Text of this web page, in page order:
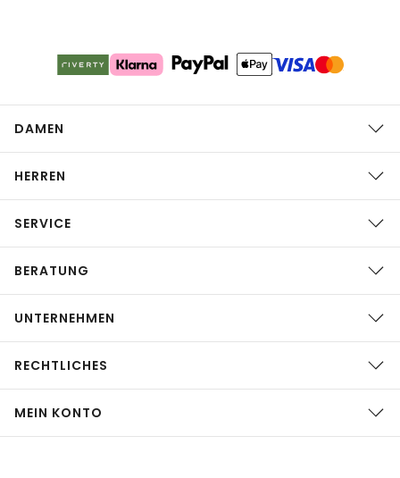
DAMEN
HERREN
SERVICE
BERATUNG
UNTERNEHMEN
RECHTLICHES
MEIN KONTO